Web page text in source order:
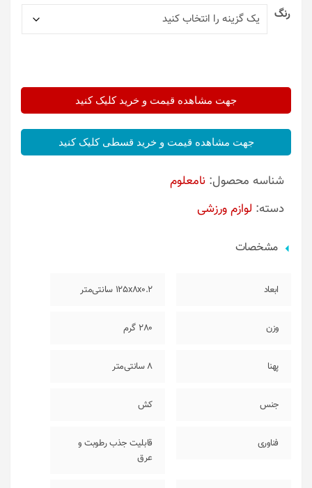
رنگ
جهت مشاهده قیمت و خرید کلیک کنید
جهت مشاهده قیمت و خرید قسطی کلیک کنید
شناسه محصول: نامعلوم
دسته: لوازم ورزشی
مشخصات
ابعاد 125x8x0.2 سانتی‌متر
وزن 280 گرم
پهنا 8 سانتی‌متر
جنس کش
فناوری
قابلیت جذب رطوبت و
عرق